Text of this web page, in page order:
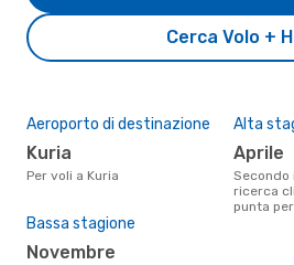
Cerca Volo +
Aeroporto di destinazione
Kuria
Per voli a Kuria
Alta
aprile
Secondo i dati della nostra
ricerca
punta
Bassa stagione
novembre